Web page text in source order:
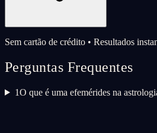
Sem cartão de crédito • Resultados
Perguntas Frequentes
1O que é uma efemérides na